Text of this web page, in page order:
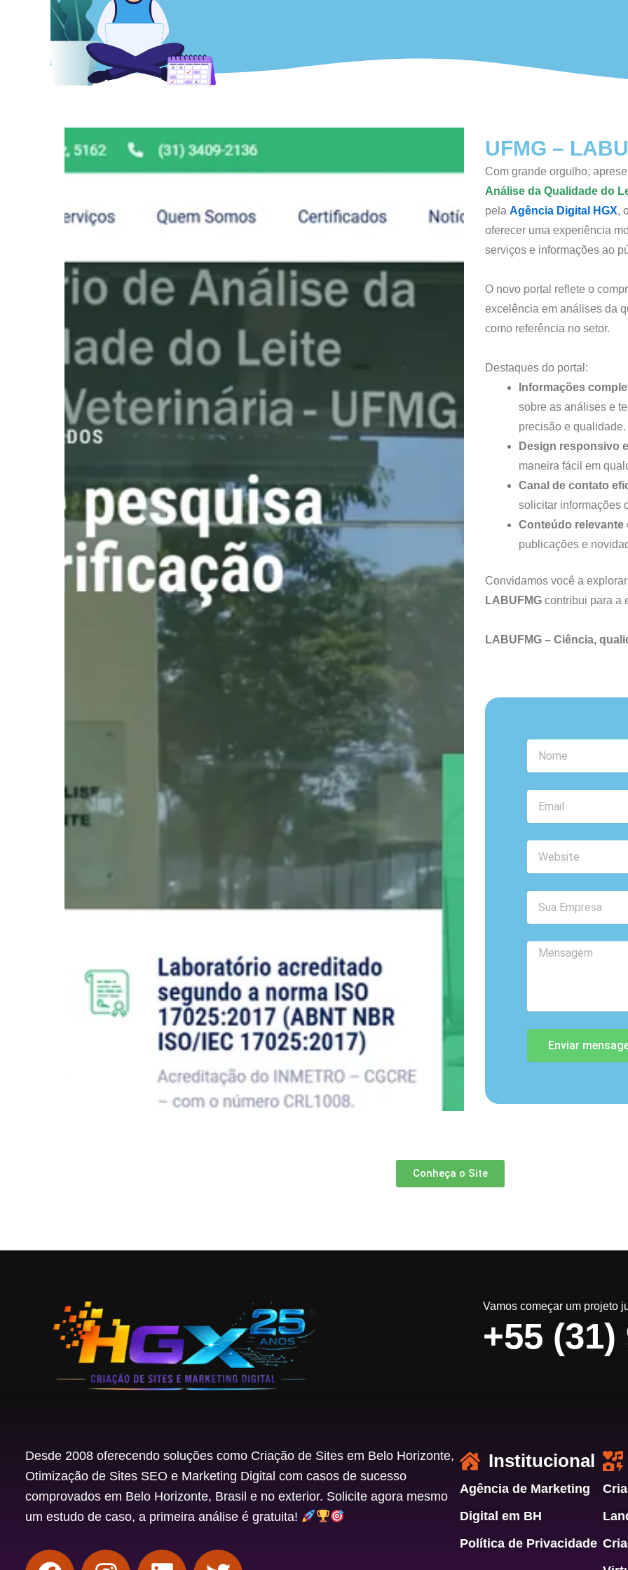
UFMG –
Com grande orgulho,
Análise da Qualidade do
pela Agência Digital HGX,
oferecer uma experiência
serviços e informações ao
O novo portal reflete o
excelência em análises da
como referência no setor.
Destaques do portal:
Informações
sobre as análises e
precisão e qualidade.
Design responsivo
maneira fácil em
Canal de contato
solicitar informações
Conteúdo relevante
publicações e
Convidamos você a
LABUFMG contribui para a
LABUFMG – Ciência,
Empresa
Mensagem
Enviar
Conheça o Site
Vamos começar um projeto
+55 (31)
Desde 2008 oferecendo soluções como Criação de Sites em Belo Horizonte,
Otimização de Sites SEO e Marketing Digital com casos de sucesso
comprovados em Belo Horizonte, Brasil e no exterior. Solicite agora mesmo
um estudo de caso, a primeira análise é gratuita!
F I L T
Institucional
Agência de Marketing
Digital em BH
Política de Privacidade